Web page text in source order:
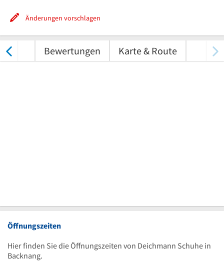
Änderungen vorschlagen
Bewertungen Karte & Route
Öffnungszeiten
Hier finden Sie die Öffnungszeiten von Deichmann Schuhe in
Backnang.